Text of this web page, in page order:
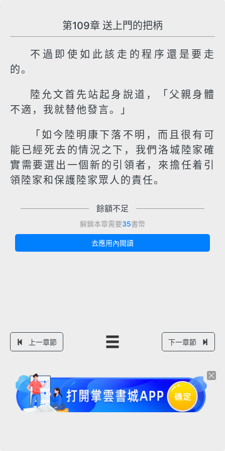
第109章 送上門的把柄
不過即使如此該走的程序還是要走
的。
陸允文首先站起身說道，「父親身體
不適，我就替他發言。」
「如今陸明康下落不明，而且很有可
能已經死去的情況之下，我們洛城陸家確
實需要選出一個新的引領者，來擔任着引
領陸家和保護陸家眾人的責任。
餘額不足
解鎖本章需要35書幣
去應用內閱讀
上一章節 下一章節